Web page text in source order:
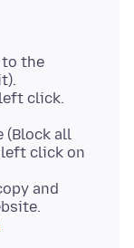
to the
click.
(Block all
left click on
and